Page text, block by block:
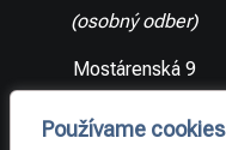
Používame cookies
(osobný odber)
Mostárenská 9